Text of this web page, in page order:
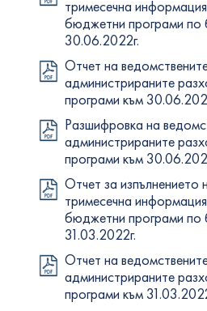
тримесечна
бюджетни програми
30.06.2022г.
Отчет на
администрираните
програми към
Разшифровка на
администрираните
програми към
Отчет за
тримесечна
бюджетни програми
31.03.2022г.
Отчет на
администрираните
програми към